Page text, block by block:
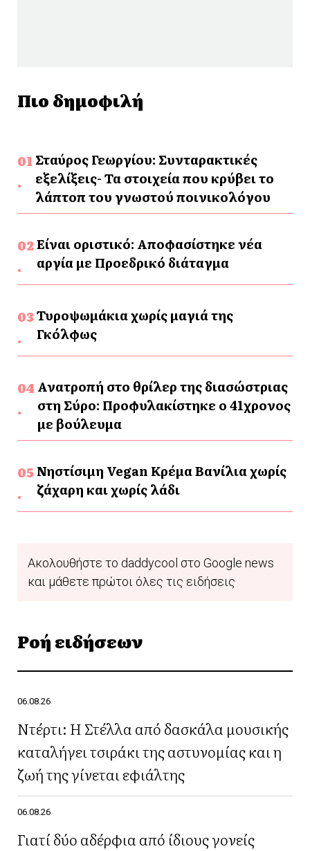
Πιο δημοφιλή
Σταύρος Γεωργίου: Συνταρακτικές
εξελίξεις- Τα στοιχεία που κρύβει το
λάπτοπ του γνωστού ποινικολόγου
Είναι οριστικό: Αποφασίστηκε νέα
αργία με Προεδρικό διάταγμα
Τυροψωμάκια χωρίς μαγιά της
Γκόλφως
Ανατροπή στο θρίλερ της διασώστριας
στη Σύρο: Προφυλακίστηκε ο 41χρονος
με βούλευμα
Νηστίσιμη Vegan Κρέμα Βανίλια χωρίς
ζάχαρη και χωρίς λάδι
Ακολουθήστε το daddycool στο Google news
και μάθετε πρώτοι όλες τις ειδήσεις
Ροή ειδήσεων
06.08.26
Ντέρτι: Η Στέλλα από δασκάλα μουσικής
καταλήγει τσιράκι της αστυνομίας και η
ζωή της γίνεται εφιάλτης
06.08.26
Γιατί δύο αδέρφια από ίδιους γονείς